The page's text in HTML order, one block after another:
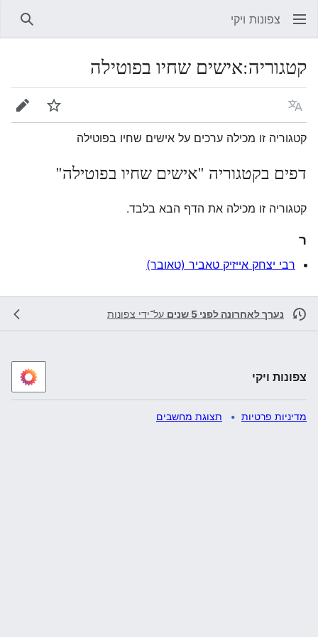
צפונות ויקי
קטגוריה:אישים שחיו בפוטילה
שפה מעקב
קטגוריה זו מכילה ערכים על אישים שחיו בפוטילה
דפים בקטגוריה "אישים שחיו בפוטילה"
קטגוריה זו מכילה את הדף הבא בלבד.
ר
רבי יצחק אייזיק טאביר (טאובר)
נערך לאחרונה לפני 5 שנים על־ידי צפונות
צפונות ויקי
מדיניות פרטיות תצוגת מחשבים